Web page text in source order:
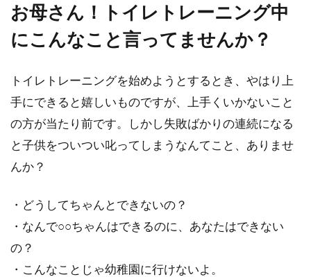
お母さん！トイレトレーニング中
にこんなこと言ってませんか？
トイレトレーニングを始めようとするとき、やはり上
手にできると嬉しいものですが、上手くいかないこと
の方が当たり前です。しかし失敗ばかりの連続になる
と子供をついつい叱ってしまうなんてこと、ありませ
んか？
・どうしてちゃんとできないの？
・なんで○○ちゃんはできるのに、あなたはできない
の？
・こんなことじゃ幼稚園に行けないよ。